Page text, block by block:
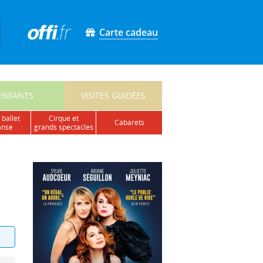
Carte cadeau
VISITES GUIDÉES
ballet
cirque et
grands spectacles
cabarets